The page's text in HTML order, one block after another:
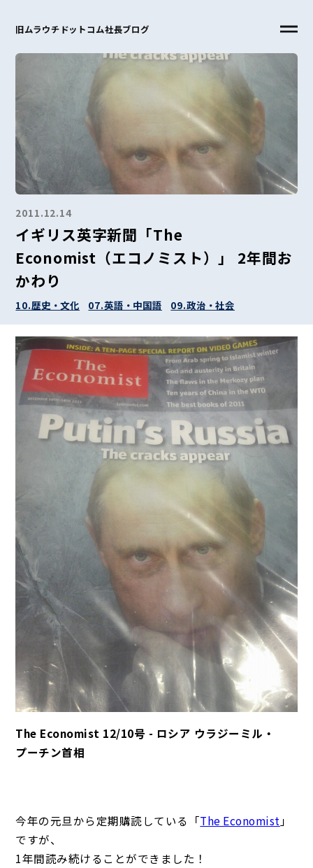
旧ムラウチドットコム社長ブログ
2011.12.14
イギリス英字新聞「The
Economist（エコノミスト）」 2年間お
かわり
10.歴史・文化 07.英語・中国語 09.政治・社会
The Economist 12/10号 - ロシア ウラジーミル・
プーチン首相
今年の元旦から定期購読している「The Economist 」
ですが、
1年間読み続けることができました！